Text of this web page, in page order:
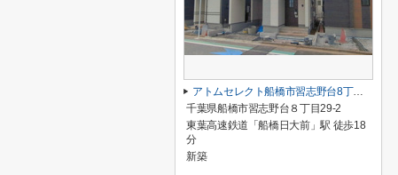
アトムセレクト船橋市習志野台8丁目1905番B号棟
千葉県船橋市習志野台８丁目29-2
東葉高速鉄道「船橋日大前」駅 徒歩18
分
新築